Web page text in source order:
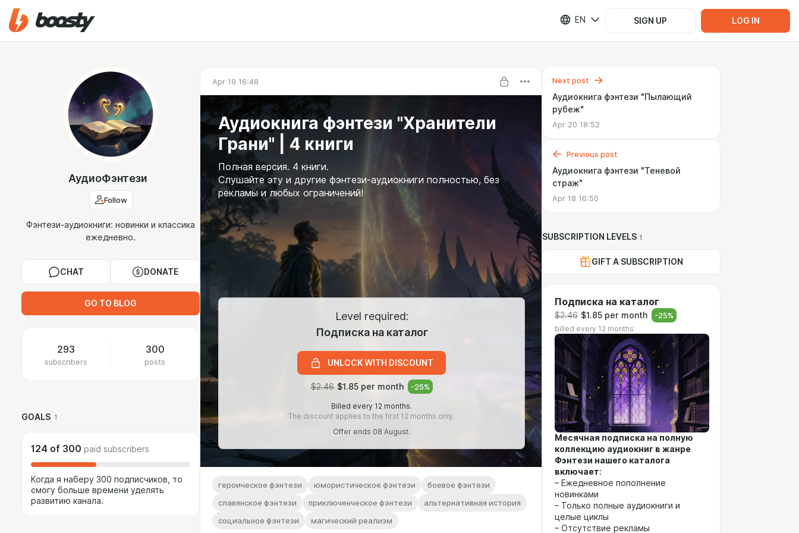
EN SIGN UP LOG IN
АудиоФэнтези
Follow
Фэнтези-аудиокниги: новинки и классика
ежедневно.
CHAT DONATE
GO TO BLOG
293
subscribers
300
posts
GOALS 1
124 of 300 paid subscribers
Когда я наберу 300 подписчиков, то
смогу больше времени уделять
развитию канала.
Apr 19 16:48
Аудиокнига фэнтези "Хранители
Грани" | 4 книги
Полная версия. 4 книги.
Слушайте эту и другие фэнтези-аудиокниги полностью, без
рекламы и любых ограничений!
Level required:
Подписка на каталог
UNLOCK WITH DISCOUNT
$2.46 $1.85 per month -25%
Billed every 12 months.
The discount applies to the first 12 months only.
Offer ends 08 August.
героическое фэнтези юмористическое фэнтези
боевое фэнтези
славянское фэнтези
приключенческое фэнтези
альтернативная история
социальное фэнтези
магический реализм
Next post
Аудиокнига фэнтези "Пылающий
рубеж"
Apr 20 18:52
Previous post
Аудиокнига фэнтези "Теневой
страж"
Apr 18 16:50
SUBSCRIPTION LEVELS 1
GIFT A SUBSCRIPTION
Подписка на каталог
$2.46 $1.85 per month -25%
billed every 12 months
Месячная подписка на полную
коллекцию аудиокниг в жанре
Фэнтези нашего каталога
включает:
– Ежедневное пополнение
новинками
– Только полные аудиокниги и
целые циклы
– Отсутствие рекламы